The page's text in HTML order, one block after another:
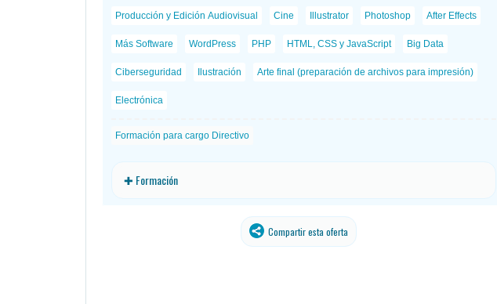
Producción y Edición Audiovisual Cine Illustrator Photoshop After Effects
Más Software WordPress PHP HTML, CSS y JavaScript Big Data
Ciberseguridad Ilustración Arte final (preparación de archivos para impresión)
Electrónica
Formación para cargo Directivo
✚ Formación
Compartir esta oferta